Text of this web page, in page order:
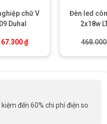
chữ V
Duhal
gốc là: 239.000 ₫.
₫Giá hiện tại là: 167.300
Đèn led
2x18w
đến 60% chi phí điện so